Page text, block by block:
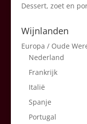
Dessert, zoet en
Wijnlanden
Europa / Oude
Nederland
Frankrijk
Italië
Spanje
Portugal